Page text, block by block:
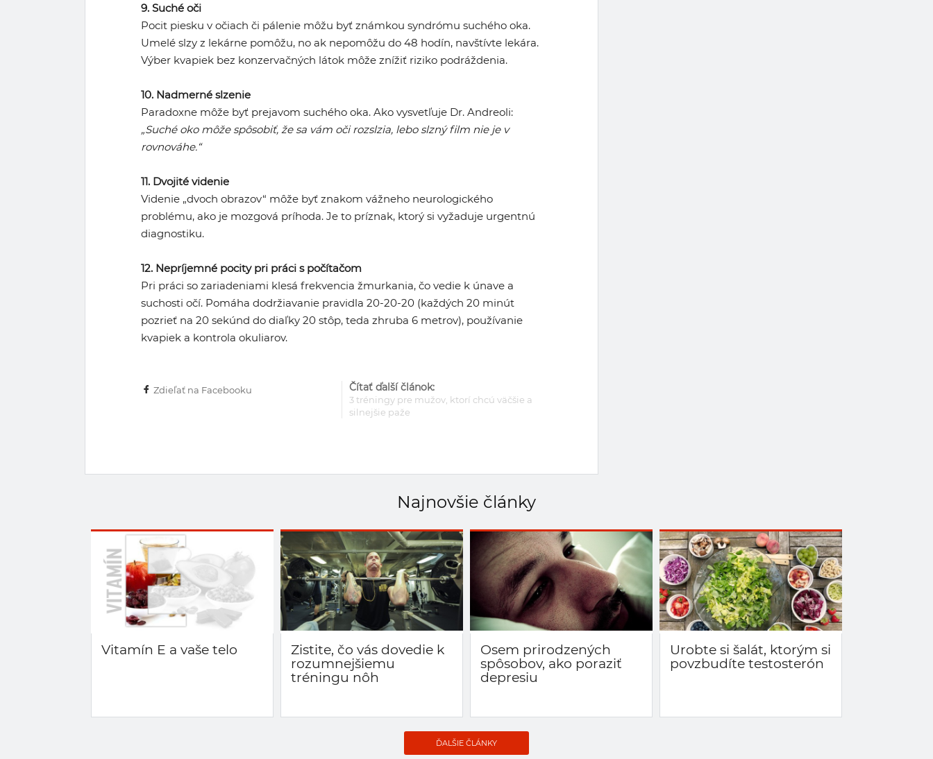
9. Suché oči
Pocit piesku v očiach či pálenie môžu byť známkou syndrómu suchého oka.
Umelé slzy z lekárne pomôžu, no ak nepomôžu do 48 hodín, navštívte lekára.
Výber kvapiek bez konzervačných látok môže znížiť riziko podráždenia.
10. Nadmerné slzenie
Paradoxne môže byť prejavom suchého oka. Ako vysvetľuje Dr. Andreoli:
„Suché oko môže spôsobiť, že sa vám oči rozslzia, lebo slzný film nie je v
rovnováhe.“
11. Dvojité videnie
Videnie „dvoch obrazov“ môže byť znakom vážneho neurologického
problému, ako je mozgová príhoda. Je to príznak, ktorý si vyžaduje urgentnú
diagnostiku.
12. Nepríjemné pocity pri práci s počítačom
Pri práci so zariadeniami klesá frekvencia žmurkania, čo vedie k únave a
suchosti očí. Pomáha dodržiavanie pravidla 20-20-20 (každých 20 minút
pozrieť na 20 sekúnd do diaľky 20 stôp, teda zhruba 6 metrov), používanie
kvapiek a kontrola okuliarov.
Čítať ďalší článok:
3 tréningy pre mužov, ktorí chcú väčšie a
silnejšie paže
Zdieľať na Facebooku
Najnovšie články
Vitamín E a vaše telo
Zistite, čo vás dovedie k
rozumnejšiemu
tréningu nôh
Osem prirodzených
spôsobov, ako poraziť
depresiu
Urobte si šalát, ktorým si
povzbudíte testosterón
ĎALŠIE ČLÁNKY